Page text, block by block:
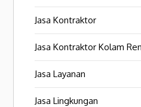
Jasa Kontraktor
Jasa Kontraktor Kolam
Jasa Layanan
Jasa Lingkungan